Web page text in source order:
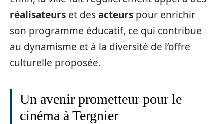
réalisateurs et desacteurs pour enrichir
son programme éducatif, ce qui contribue
au dynamisme et à la diversité de l’offre
culturelle proposée.
Un avenir prometteur pour le
cinéma à Tergnier